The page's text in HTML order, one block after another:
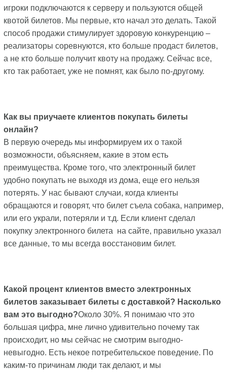
игроки подключаются к серверу и пользуются общей
квотой билетов. Мы первые, кто начал это делать. Такой
способ продажи стимулирует здоровую конкуренцию –
реализаторы соревнуются, кто больше продаст билетов,
а не кто больше получит квоту на продажу. Сейчас все,
кто так работает, уже не помнят, как было по-другому.
Как вы приучаете клиентов покупать билеты
онлайн?
В первую очередь мы информируем их о такой
возможности, объясняем, какие в этом есть
преимущества. Кроме того, что электронный билет
удобно покупать не выходя из дома, еще его нельзя
потерять. У нас бывают случаи, когда клиенты
обращаются и говорят, что билет съела собака, например,
или его украли, потеряли и т.д. Если клиент сделал
покупку электронного билета на сайте, правильно указал
все данные, то мы всегда восстановим билет.
Какой процент клиентов вместо электронных
билетов заказывает билеты с доставкой? Насколько
вам это выгодно?Около 30%. Я понимаю что это
большая цифра, мне лично удивительно почему так
происходит, но мы сейчас не смотрим выгодно-
невыгодно. Есть некое потребительское поведение. По
каким-то причинам люди так делают, и мы